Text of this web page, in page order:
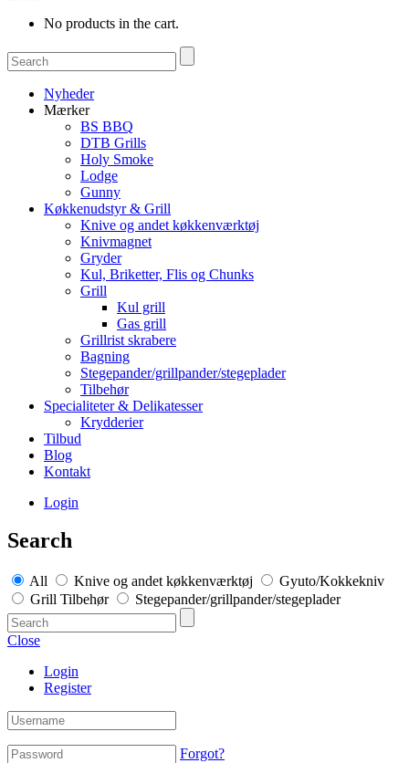
No products in the cart.
Nyheder
Mærker
BS BBQ
DTB Grills
Holy Smoke
Lodge
Gunny
Køkkenudstyr & Grill
Knive og andet køkkenværktøj
Knivmagnet
Gryder
Kul, Briketter, Flis og Chunks
Grill
Kul grill
Gas grill
Grillrist skrabere
Bagning
Stegepander/grillpander/stegeplader
Tilbehør
Specialiteter & Delikatesser
Krydderier
Tilbud
Blog
Kontakt
Login
Search
All Knive og andet køkkenværktøj
Gyuto/Kokkekniv
Grill Tilbehør
Stegepander/grillpander/stegeplader
Close
Login
Register
Forgot?